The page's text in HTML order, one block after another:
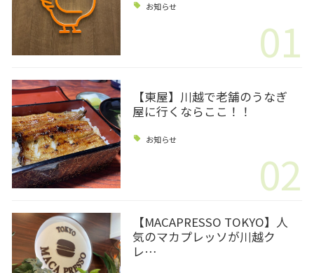
お知らせ
01
【東屋】川越で老舗のうなぎ
屋に行くならここ！！
お知らせ
02
【MACAPRESSO TOKYO】人
気のマカプレッソが川越ク
レ…